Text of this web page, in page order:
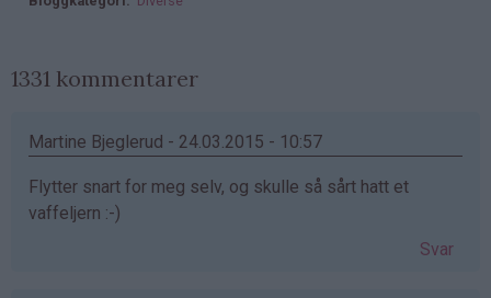
1331 kommentarer
Martine Bjeglerud - 24.03.2015 - 10:57
Flytter snart for meg selv, og skulle så sårt hatt et
vaffeljern :-)
Svar